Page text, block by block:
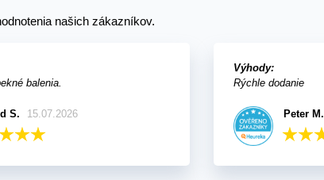
našich zákazníkov.
balenia.
S. 15.07.2026
Výhody:
Rýchle dodanie
Peter M.